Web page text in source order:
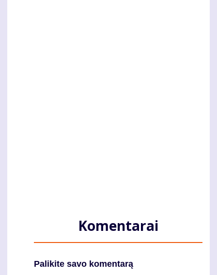
Komentarai
Palikite savo komentarą